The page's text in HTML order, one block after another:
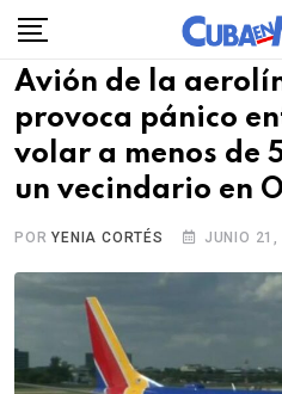
Skip
content
Avión de la
provoca pánico
volar a menos de
un vecindario en
PORYENIA CORTÉS JUNIO 21,